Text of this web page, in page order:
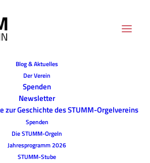
Blog & Aktuelles
Der Verein
Spenden
Newsletter
zur Geschichte des STUMM-Orgelvereins
Spenden
Die STUMM-Orgeln
Jahresprogramm 2026
STUMM-Stube